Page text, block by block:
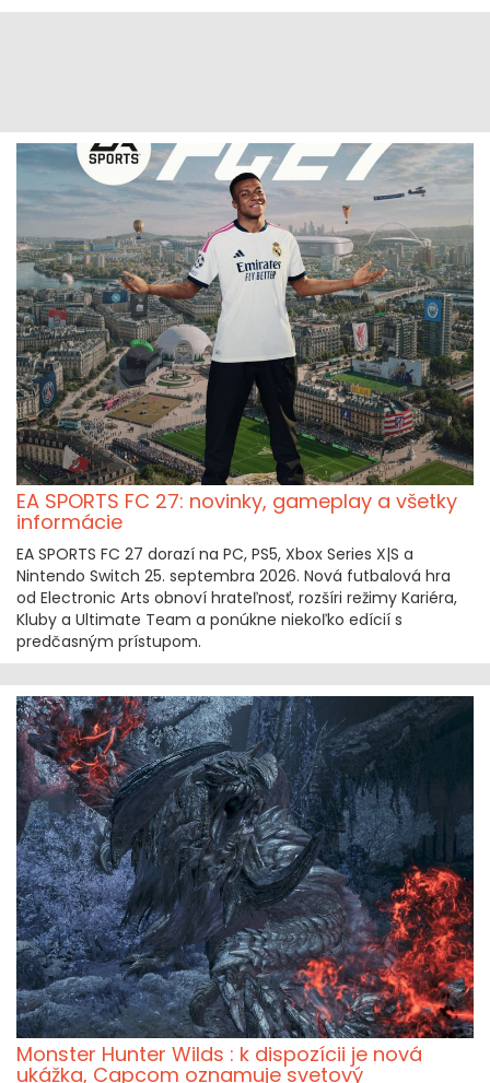
EA SPORTS FC 27: novinky, gameplay a všetky
informácie
EA SPORTS FC 27 dorazí na PC, PS5, Xbox Series X|S a
Nintendo Switch 25. septembra 2026. Nová futbalová hra
od Electronic Arts obnoví hrateľnosť, rozšíri režimy Kariéra,
Kluby a Ultimate Team a ponúkne niekoľko edícií s
predčasným prístupom.
Monster Hunter Wilds : k dispozícii je nová
ukážka, Capcom oznamuje svetový